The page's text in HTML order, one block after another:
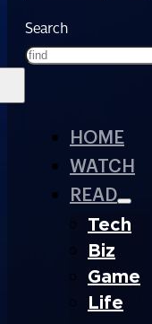
Search
HOME
WATCH
READ
Tech
Biz
Game
Life